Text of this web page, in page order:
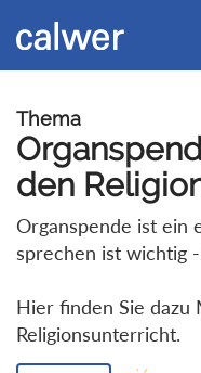
zur
Navigation
zum
Inhalt
Thema
den
Organspende ist ein
sprechen ist wichtig
Hier finden Sie
Religionsunterricht.